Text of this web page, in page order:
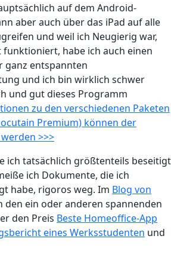
auf dem Android-
aber auch über das iPad auf alle
und weil ich Neugierig war,
funktioniert, habe ich auch einen
ganz entspannten
und ich bin wirklich schwer
und gut dieses Programm
zu den verschiedenen Paketen
Premium) können der
>>>
ich tatsächlich größtenteils beseitigt
ich Dokumente, die ich
habe, rigoros weg. Im Blog von
den ein oder anderen spannenden
den Preis Beste Homeoffice-App
eines Werksstudenten und